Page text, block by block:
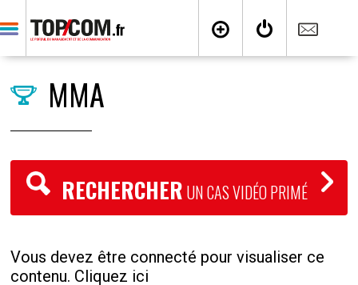
MMA
RECHERCHER UN CAS VIDÉO PRIMÉ
Vous devez être connecté pour visualiser ce
contenu. Cliquez ici